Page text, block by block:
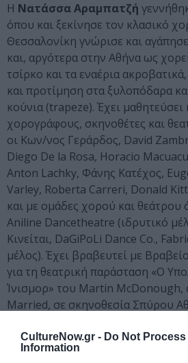
CultureNow.gr - Do Not Process
Information
Η Νατάσσα Αραμπατζή
όπου και ξεκίνησε τον κλασικό
Θεσσαλονίκη γνώρισε και
και, αργότερα στην Αθήνα ως
τσίρκο και τα εναέρια
και προτίμηση στα ξυλοπόδαρα
κούνια (trapeze). Έχει μαθητεύσει
χορογράφους, σκηνοθέτες και
οι Κων/νος Γεράρδος, David
Diego De la Rosa, Horacio
Anton Lachky, Φάνης Κατέχος,
Varley, Roberta Carreri, Donald
και με ομάδες χορού και
Aniline Dancetheatre (ιδρυτικό
Κινείται, DaGiPoLi Dance Co.,
μέλος). Έχει βραβευτεί με
για τη θεατρική παράσταση «Ο
Ίνισμορ» του Martin McDonough,
Married, σε σκηνοθεσία Σπύρου
(Kulturosoupa, Θεσ/κη 2016/17),
Καλύτερης Παράστασης και
Αλέξανδρο Γκουντινάκη για το